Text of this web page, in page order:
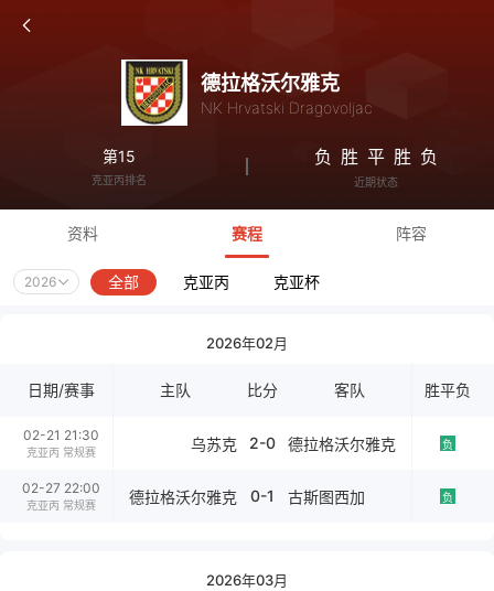
德拉格沃尔雅克
NK Hrvatski Dragovoljac
第15
克亚丙排名
负 胜 平 胜 负
近期状态
资料 赛程 阵容
2026 全部 克亚丙 克亚杯
2026年02月
日期/赛事 主队 比分 客队 胜平负
02-21 21:30
克亚丙 常规赛 乌苏克 2-0 德拉格沃尔雅克 负
02-27 22:00
克亚丙 常规赛 德拉格沃尔雅克 0-1 古斯图西加 负
2026年03月